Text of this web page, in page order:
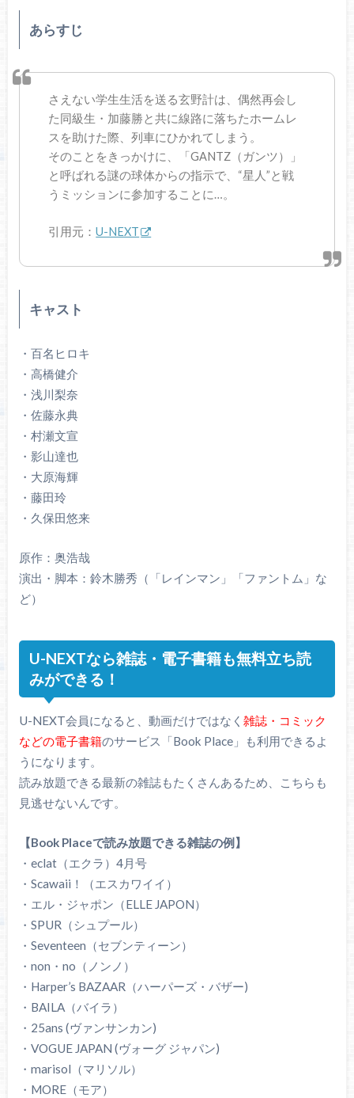
あらすじ
さえない学生生活を送る玄野計は、偶然再会し
た同級生・加藤勝と共に線路に落ちたホームレ
スを助けた際、列車にひかれてしまう。
そのことをきっかけに、「GANTZ（ガンツ）」
と呼ばれる謎の球体からの指示で、“星人”と戦
うミッションに参加することに…。
引用元：U-NEXT
キャスト
・百名ヒロキ
・高橋健介
・浅川梨奈
・佐藤永典
・村瀬文宣
・影山達也
・大原海輝
・藤田玲
・久保田悠来
原作：奥浩哉
演出・脚本：鈴木勝秀（「レインマン」「ファントム」な
ど）
U-NEXTなら雑誌・電子書籍も無料立ち読
みができる！
U-NEXT会員になると、動画だけではなく 雑誌・コミック
などの電子書籍のサービス「Book Place」も利用できるよ
うになります。
読み放題できる最新の雑誌もたくさんあるため、こちらも
見逃せないんです。
【Book Placeで読み放題できる雑誌の例】
・eclat（エクラ）4月号
・Scawaii！（エスカワイイ）
・エル・ジャポン（ELLE JAPON）
・SPUR（シュプール）
・Seventeen（セブンティーン）
・non・no（ノンノ）
・Harper’s BAZAAR（ハーパーズ・バザー)
・BAILA（バイラ）
・25ans (ヴァンサンカン)
・VOGUE JAPAN (ヴォーグ ジャパン)
・marisol（マリソル）
・MORE（モア）